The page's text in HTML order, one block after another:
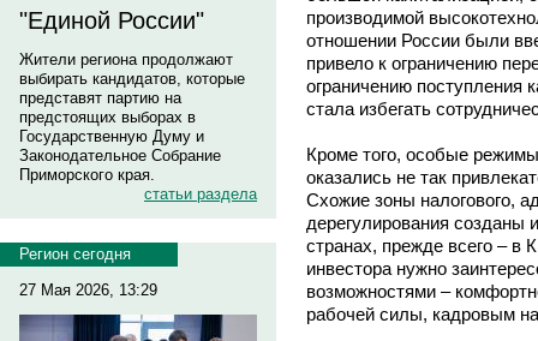
"Единой России"
Жители региона продолжают
выбирать кандидатов, которые
представят партию на
предстоящих выборах в
Государственную Думу и
Законодательное Собрание
Приморского края.
статьи раздела
Регион сегодня
27 Мая 2026, 13:29
производимой
отношении России были
привело к ограничению
ограничению поступления
стала избегать
Кроме того, особые
оказались не так
Схожие зоны налогового,
дерегулирования созданы
странах, прежде всего – в
инвестора нужно
возможностями –
рабочей силы, кадровым